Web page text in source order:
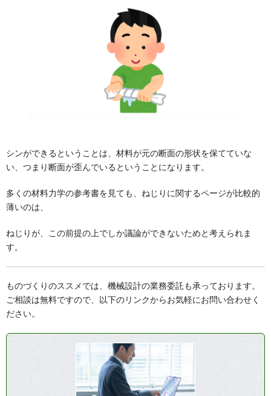
シンができるということは、材料が元の断面の形状を保てていな
い、つまり断面が歪んでいるということになります。
多くの材料力学の参考書を見ても、ねじりに関するページが比較的
薄いのは、
ねじりが、この前提の上でしか議論ができないためと考えられま
す。
ものづくりのススメでは、機械設計の業務委託も承っております。
ご相談は無料ですので、以下のリンクからお気軽にお問い合わせく
ださい。